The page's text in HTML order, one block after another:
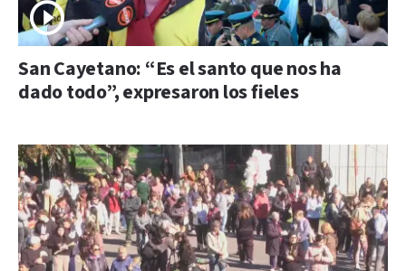
San Cayetano: “Es el santo que nos ha
dado todo”, expresaron los fieles